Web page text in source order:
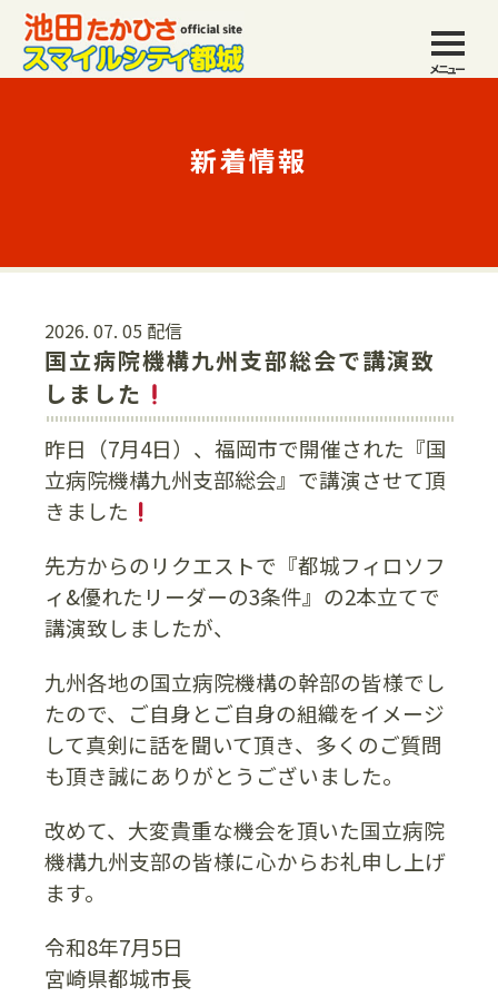
メニュー
新着情報
2026. 07. 05 配信
国立病院機構九州支部総会で講演致
しました
昨日（7月4日）、福岡市で開催された『国
立病院機構九州支部総会』で講演させて頂
きました
先方からのリクエストで『都城フィロソフ
ィ&優れたリーダーの3条件』の2本立てで
講演致しましたが、
九州各地の国立病院機構の幹部の皆様でし
たので、ご自身とご自身の組織をイメージ
して真剣に話を聞いて頂き、多くのご質問
も頂き誠にありがとうございました。
改めて、大変貴重な機会を頂いた国立病院
機構九州支部の皆様に心からお礼申し上げ
ます。
令和8年7月5日
宮崎県都城市長